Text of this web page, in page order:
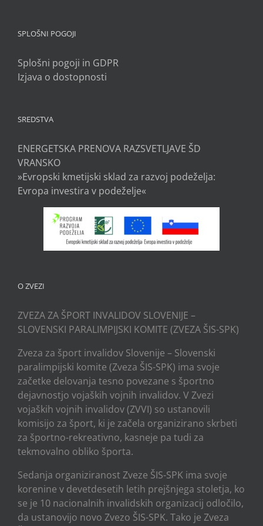
SPLOŠNI POGOJI
Splošni pogoji in GDPR
Izjava o dostopnosti
SREDSTVA
ENERGETSKA PRENOVA RAZSVETLJAVE ŠD
VRANSKO
»Evropski kmetijski sklad za razvoj podeželja:
Evropa investira v podeželje«
O ZVEZI
ZVEZA ZA ŠPORT INVALIDOV SLOVENIJE –
SLOVENSKI PARALIMPIJSKI KOMITE (ZVEZA ŠIS-SPK)
Zveza za šport invalidov Slovenije – Slovenski
paralimpijski komite (Zveza ŠIS-SPK) ima svoje
začetke delovanja tesno povezane s športno
dejavnostjo vojaških vojnih invalidov. V Zvezi
vojaških vojnih invalidov (ZVVI) so ustanovili
komisijo za šport, ki je začela organizirano skrbeti
za športno-rekreativno, kasneje pa tudi za
tekmovalno obliko športa.
Sedanja organiziranost Zveze ŠIS-SPK ima svoje
korenine v devetdesetih letih prejšnjega stoletja, ko
se je 10 nacionalnih invalidskih organizacij odločilo,
da ustanovijo novo Zvezo ŠIS-SPK. Tako je Zveza